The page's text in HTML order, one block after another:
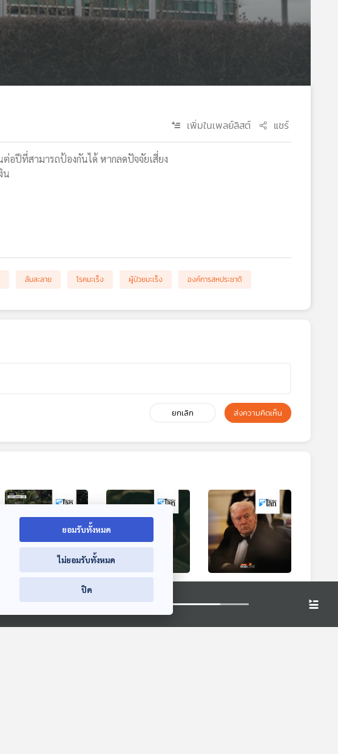
เพิ่มในเพลย์ลิสต์ แชร์
ต่อปีที่สามารถป้องกันได้ หากลดปัจจัยเสี่ยง
น
ล้มละลาย โรคมะเร็ง ผู้ป่วยมะเร็ง องค์การสหประชาติ
ยกเลิก ส่งความคิดเห็น
แผนเปลี่ยนหลังคา
สังกะสีทั้งประเทศ
หน้าต่างโลก
นักวิทย์แนะเลี่ยงนอน
ยาวชดเชยช่วงหยุด
ยาว
หน้าต่างโลก
จับตา "ทรัมป์" แถลง
นโยบายต่อสภาหลัง
มาตรการภาษี
00:00:00
ยอมรับทั้งหมด
ไม่ยอมรับทั้งหมด
ปิด